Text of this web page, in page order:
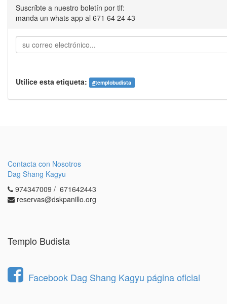
Suscríbte a nuestro boletín por tlf:
manda un whats app al 671 64 24 43
Utilice esta etiqueta: #templobudista
Contacta con Nosotros
Dag Shang Kagyu
974347009 / 671642443
reservas@dskpanillo.org
Templo Budista
Facebook Dag Shang Kagyu página oficial